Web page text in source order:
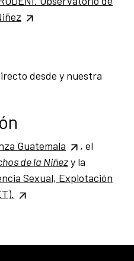
desde y nuestra
Guatemala
, el
de la Niñezy la
Sexual, Explotación